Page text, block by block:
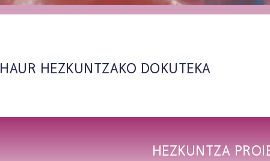
HAUR HEZKUNTZAKO DOKUTEKA
HEZKUNTZA